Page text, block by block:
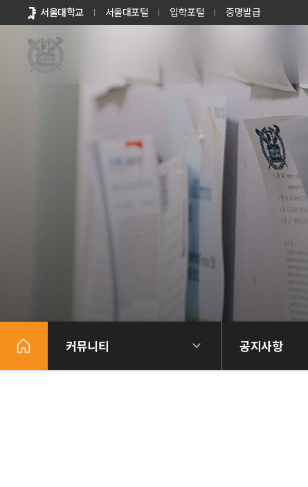
바로가기
메뉴
서울대학교 서울대포털 입학포털 증명발급
커뮤니티 공지사항